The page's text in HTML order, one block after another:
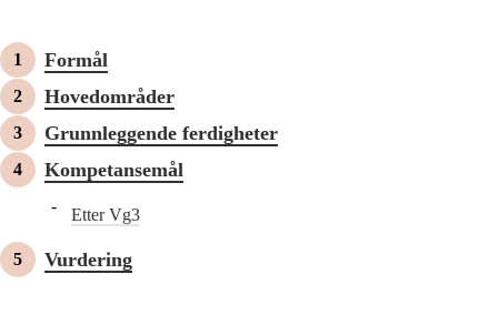
Formål
Hovedområder
Grunnleggende ferdigheter
Kompetansemål
Etter Vg3
Vurdering